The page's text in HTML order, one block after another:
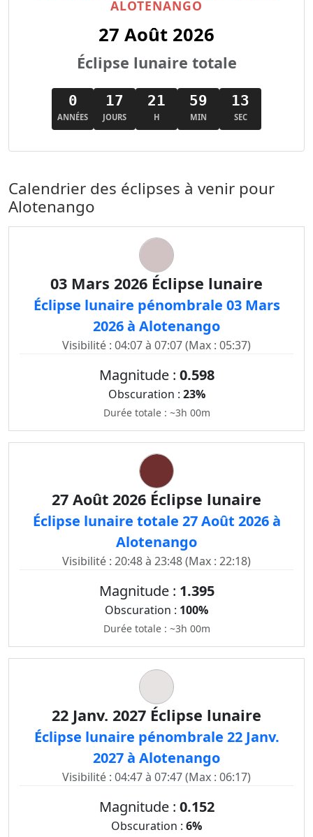
ALOTENANGO
27 Août 2026
Éclipse lunaire totale
0
ANNÉES
17
JOURS
21
H
59
MIN
12
SEC
Calendrier des éclipses à venir pour
Alotenango
03 Mars 2026 Éclipse lunaire
Éclipse lunaire pénombrale 03 Mars
2026 à Alotenango
Visibilité : 04:07 à 07:07 (Max : 05:37)
Magnitude : 0.598
Obscuration : 23%
Durée totale : ~3h 00m
27 Août 2026 Éclipse lunaire
Éclipse lunaire totale 27 Août 2026 à
Alotenango
Visibilité : 20:48 à 23:48 (Max : 22:18)
Magnitude : 1.395
Obscuration : 100%
Durée totale : ~3h 00m
22 Janv. 2027 Éclipse lunaire
Éclipse lunaire pénombrale 22 Janv.
2027 à Alotenango
Visibilité : 04:47 à 07:47 (Max : 06:17)
Magnitude : 0.152
Obscuration : 6%